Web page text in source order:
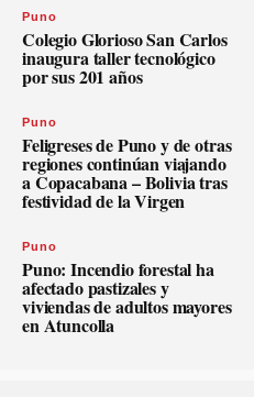
Puno
Colegio Glorioso San Carlos
inaugura taller tecnológico
por sus 201 años
Puno
Feligreses de Puno y de otras
regiones continúan viajando
a Copacabana – Bolivia tras
festividad de la Virgen
Puno
Puno: Incendio forestal ha
afectado pastizales y
viviendas de adultos mayores
en Atuncolla